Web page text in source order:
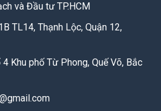
và Đầu tư TP.HCM
TL14, Thạnh Lộc, Quận 12,
Khu phố Từ Phong, Quế Võ, Bắc